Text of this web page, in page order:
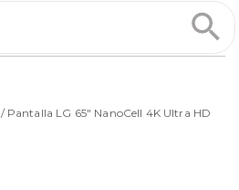
/ Pantalla LG 65″ NanoCell 4K Ultra HD